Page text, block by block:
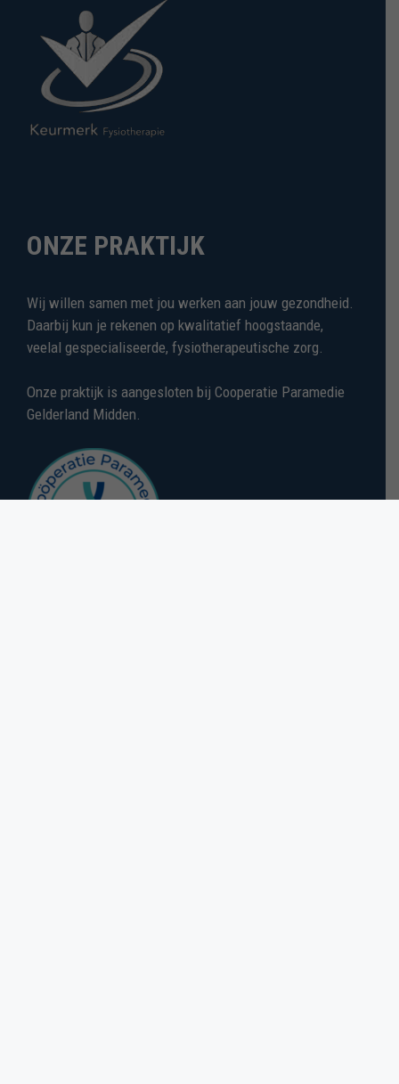
ONZE PRAKTIJK
Wij willen samen met jou werken aan jouw gezondheid.
Daarbij kun je rekenen op kwalitatief hoogstaande,
veelal gespecialiseerde, fysiotherapeutische zorg.
Onze praktijk is aangesloten bij Cooperatie Paramedie
Gelderland Midden.